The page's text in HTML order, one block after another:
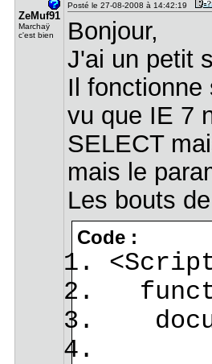
ZeMuf91
Marchaÿ
c'est bien
Posté le 27-08-2008 à 14:42:19
Bonjour,
J'ai un petit
Il fonctionne
vu que IE 7
SELECT
mais le
Les bouts
Code :